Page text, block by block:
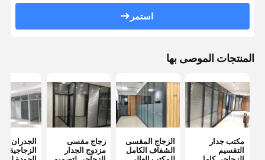
استمر
المنتجات الموصى بها
مكتب جدار
التقسيم
الزجاج المقسى
الشفاف الكامل
زجاج مقسى
مزدوج الجدار
الجدران
الزجاجية